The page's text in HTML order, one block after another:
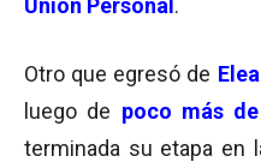
Unión Personal .
Otro que egresó de Elea
luego de poco más
terminada su etapa en